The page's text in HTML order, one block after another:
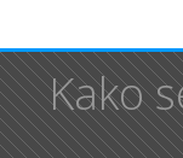
Kako